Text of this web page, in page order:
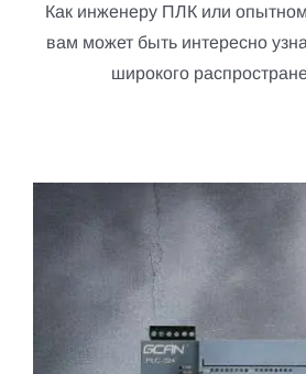
Как инженеру ПЛК или
вам может быть интересно
широкого